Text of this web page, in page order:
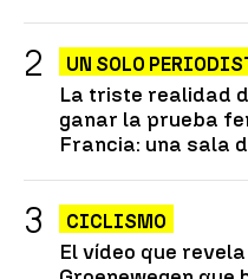
UN SOLO
La triste realidad
ganar la prueba
Francia: una sala
CICLISMO
El vídeo que